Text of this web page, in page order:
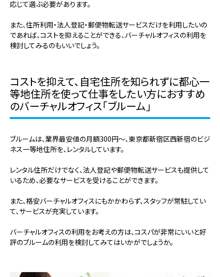
応じて選ぶ必要があります。
また、住所利用・法人登記・郵便物転送サービスだけを利用したいの
であれば、コストを抑えることができる、バーチャルオフィスの利用を
検討してみるのもいいでしょう。
コストを抑えて、自宅住所を知られずに都心一
等地住所を使って仕事をしたい方におすすめ
のバーチャルオフィス「ブルーム」
ブルームは、業界最安値の月額300円～、東京都新宿区西新宿のビジ
ネス一等地住所を、レンタルしています。
レンタル住所だけでなく、法人登記や郵便物転送サービスも提供して
いるため、必要なサービスを受けることができます。
また、格安バーチャルオフィスにもかかわらず、スタッフが常駐してい
て、サービスが充実しています。
バーチャルオフィスの利用をお考えの方は、コスパが非常にいいと好
評のブルームの利用を検討してみてはいかがでしょうか。